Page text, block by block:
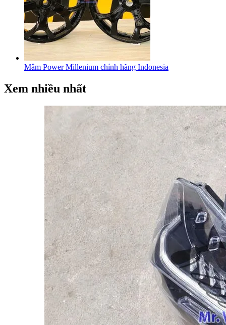
Mâm Power Millenium chính hãng Indonesia
Xem nhiều nhất